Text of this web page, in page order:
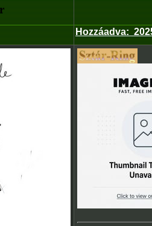
Hozzáadva: